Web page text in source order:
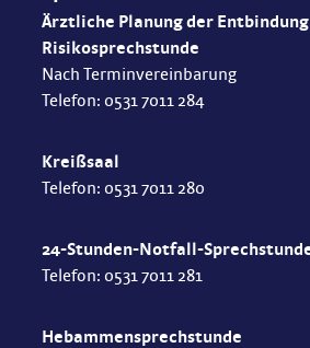
Ärztliche Planung der
Risikosprechstunde
Nach Terminvereinbarung
Telefon: 0531 7011 284
Kreißsaal
Telefon: 0531 7011 280
24-Stunden-Notfall-
Telefon: 0531 7011 281
Hebammensprechstunde